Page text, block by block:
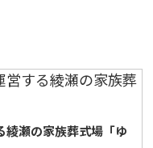
綾瀬の家族葬式場「ゆ